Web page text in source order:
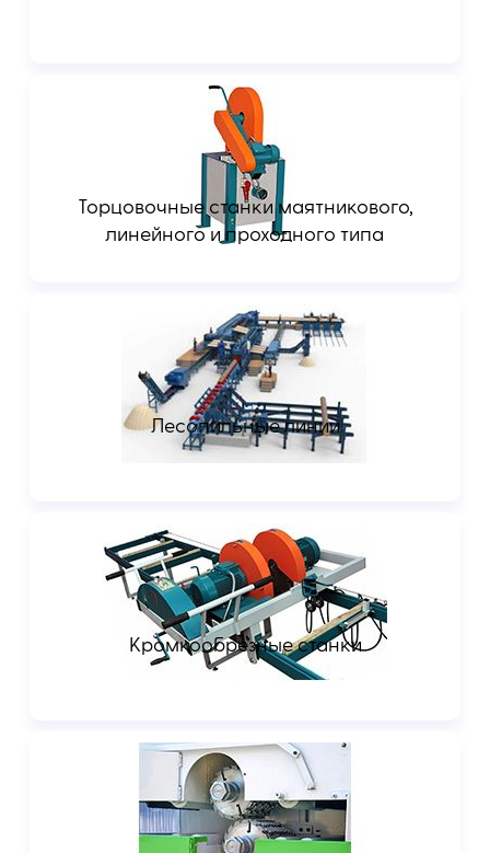
Торцовочные станки маятникового,
линейного и проходного типа
Лесопильные линии
Кромкообрезные станки